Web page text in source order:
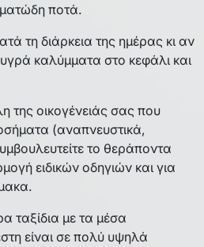
ποτά.
τη διάρκεια της ημέρας κι αν
υγρά καλύμματα στο κεφάλι και
της οικογένειάς σας που
(αναπνευστικά,
το θεράποντα
ειδικών οδηγιών και για
ταξίδια με τα μέσα
είναι σε πολύ υψηλά